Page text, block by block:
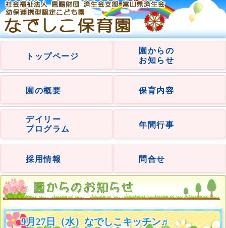
トップページ
園からの
お知らせ
園の概要 保育内容
デイリー
プログラム
年間行事
採用情報 問合せ
9月27日（水）なでしこキッチン♬